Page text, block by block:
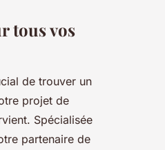
tous vos
de trouver un
projet de
Spécialisée
partenaire de